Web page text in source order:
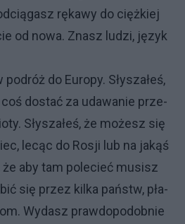
rę­ka­wy do cięż­kiej
od no­wa. Zna­sz lu­dzi, ję­zyk
do Eu­ro­py. Sły­sza­łeś,
do­stać za uda­wa­nie prze­
Sły­sza­łeś, że mo­że­sz się
le­cąc do Ro­sji lub na ja­kąś
że aby tam po­le­cieć mu­si­sz
się przez kil­ka pań­stw, pła­
Wy­da­sz praw­do­po­dob­nie